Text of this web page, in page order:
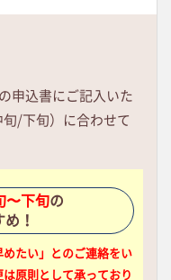
申込書にご記入いた
/下旬）に合わせて
〜下旬の
！
たい」とのご連絡をい
原則として承っており